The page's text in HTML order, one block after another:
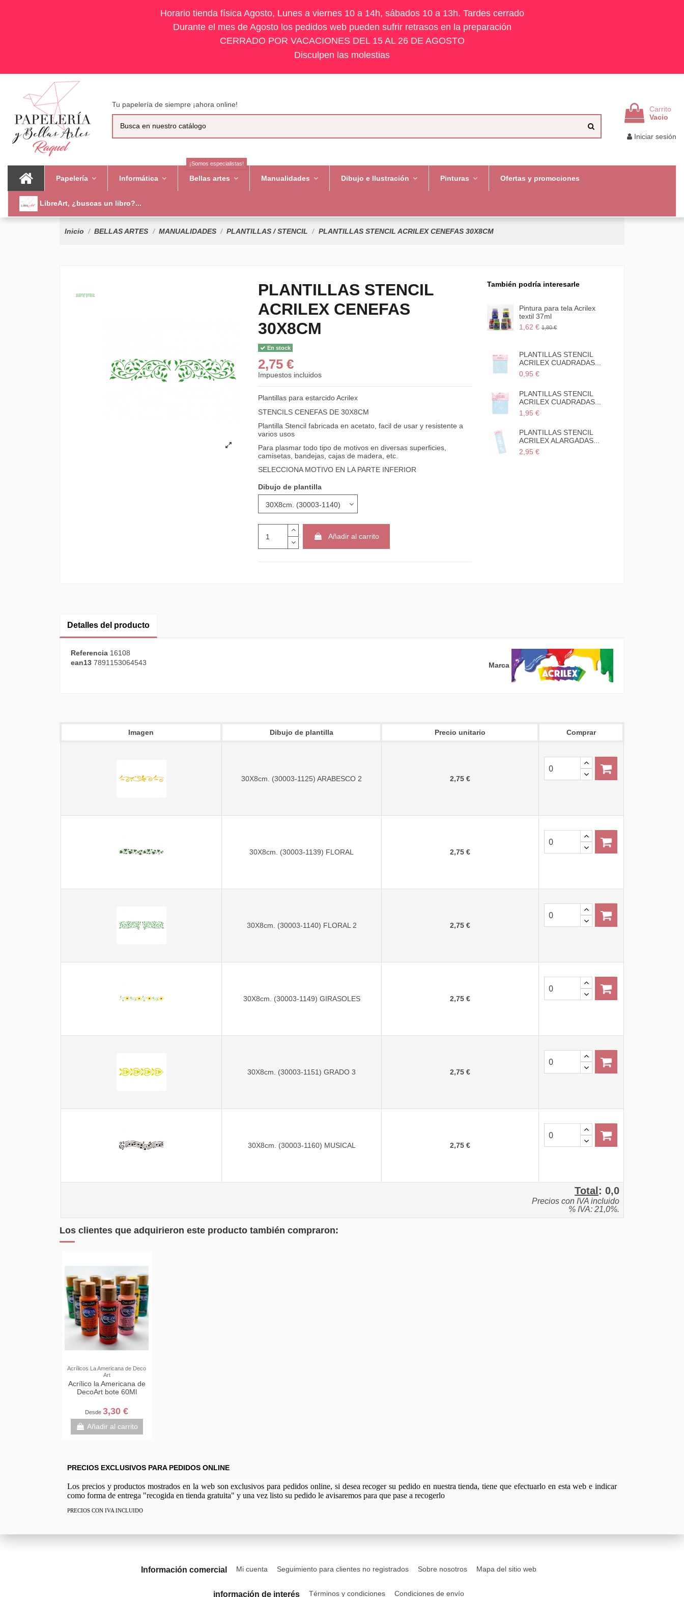
Horario tienda física Agosto, Lunes a viernes 10 a 14h, sábados 10 a 13h. Tardes cerrado
Durante el mes de Agosto los pedidos web pueden sufrir retrasos en la preparación
CERRADO POR VACACIONES DEL 15 AL 26 DE AGOSTO
Disculpen las molestias
Tu papelería de siempre ¡ahora online!
Carrito
Vacio
Iniciar sesión
Papelería Informática Bellas artes
¡Somos especialistas!
Manualidades Dibujo e Ilustración Pinturas Ofertas y promociones
LibreArt, ¿buscas un libro?...
Inicio BELLAS ARTES MANUALIDADES PLANTILLAS / STENCIL PLANTILLAS STENCIL ACRILEX CENEFAS 30X8CM
PLANTILLAS STENCIL
ACRILEX CENEFAS
30X8CM
En stock
2,75 €
Impuestos incluidos
Plantillas para estarcido Acrilex
STENCILS CENEFAS DE 30X8CM
Plantilla Stencil fabricada en acetato, facil de usar y resistente a
varios usos
Para plasmar todo tipo de motivos en diversas superficies,
camisetas, bandejas, cajas de madera, etc.
SELECCIONA MOTIVO EN LA PARTE INFERIOR
Dibujo de plantilla
Añadir al carrito
También podría interesarle
CINTA EMPAPELAR
CARROCERO TESA
KREEP...
Acrílico la Americana de
DecoArt bote...
Desde 3,30 €
PLANTILLAS STENCIL
ACRILEX ALARGADAS...
1,15 €
PLANTILLAS STENCIL
ACRILEX ANCHAS...
2,50 €
Detalles del producto
Marca
Referencia 16108
ean13 7891153064543
Imagen Dibujo de plantilla Precio unitario Comprar
30X8cm. (30003-1125) ARABESCO 2 2,75 €
30X8cm. (30003-1139) FLORAL 2,75 €
30X8cm. (30003-1140) FLORAL 2 2,75 €
30X8cm. (30003-1149) GIRASOLES 2,75 €
30X8cm. (30003-1151) GRADO 3 2,75 €
30X8cm. (30003-1160) MUSICAL 2,75 €
Total : 0,0
Precios con IVA incluido
% IVA: 21,0%.
Los clientes que adquirieron este producto también compraron:
Acrílicos La Americana de Deco
Art
Acrílico la Americana de
DecoArt bote 60Ml
Desde 3,30 €
Añadir al carrito
PRECIOS EXCLUSIVOS PARA PEDIDOS ONLINE
Los precios y productos mostrados en la web son exclusivos para pedidos online, si desea recoger su pedido en nuestra tienda, tiene que efectuarlo en esta web e indicar
como forma de entrega "recogida en tienda gratuita" y una vez listo su pedido le avisaremos para que pase a recogerlo
PRECIOS CON IVA INCLUIDO
Información comercial Mi cuenta Seguimiento para clientes no registrados Sobre nosotros Mapa del sitio web
información de interés Términos y condiciones Condiciones de envío